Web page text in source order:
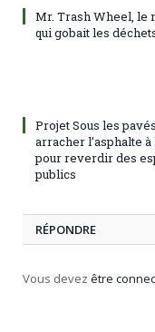
Mr. Trash Wheel, le
qui gobait les
Projet Sous les
arracher l’asphalte
pour reverdir des
publics
RÉPONDRE
Vous devez être